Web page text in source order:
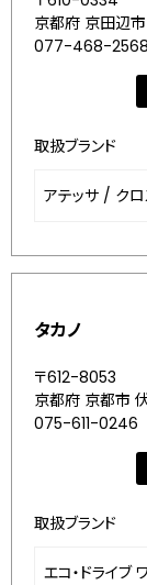
京都府 京田辺
077-468-2568
取扱ブランド
アテッサ / ク
タカノ
〒612-8053
京都府 京都市
075-611-0246
取扱ブランド
エコ・ドライブ